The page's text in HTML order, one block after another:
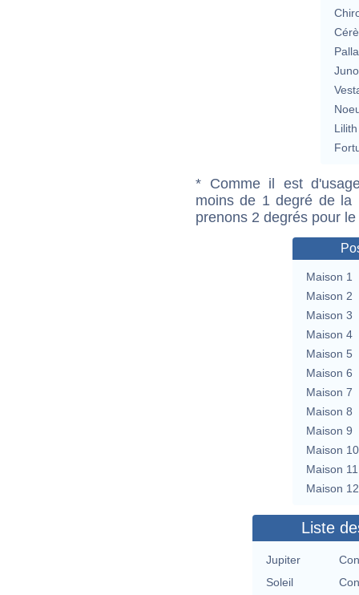
Lilith
* Comme il est
moins de 1 degré de la
prenons 2 degrés pour
Maison 1
Maison 2
Maison 3
Maison 4
Maison 5
Maison 6
Maison 7
Maison 8
Maison 9
Maison 10
Maison 11
Maison 12
Liste
Jupiter
Soleil